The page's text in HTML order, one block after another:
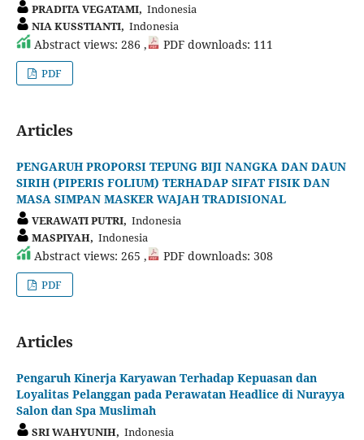
PRADITA VEGATAMI, Indonesia
NIA KUSSTIANTI, Indonesia
Abstract views: 286 , PDF downloads: 111
PDF
Articles
PENGARUH PROPORSI TEPUNG BIJI NANGKA DAN DAUN
SIRIH (PIPERIS FOLIUM) TERHADAP SIFAT FISIK DAN
MASA SIMPAN MASKER WAJAH TRADISIONAL
VERAWATI PUTRI, Indonesia
MASPIYAH, Indonesia
Abstract views: 265 , PDF downloads: 308
PDF
Articles
Pengaruh Kinerja Karyawan Terhadap Kepuasan dan
Loyalitas Pelanggan pada Perawatan Headlice di Nurayya
Salon dan Spa Muslimah
SRI WAHYUNIH, Indonesia